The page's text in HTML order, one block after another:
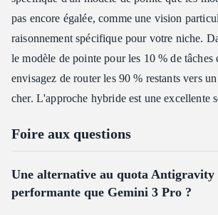
pas encore égalée, comme une vision
raisonnement spécifique pour votre niche.
le modèle de pointe pour les 10 % de tâches
envisagez de router les 90 % restants vers
cher. L'approche hybride est une excellente
Foire aux questions
Une alternative au quota Antigravity
performante que Gemini 3 Pro ?